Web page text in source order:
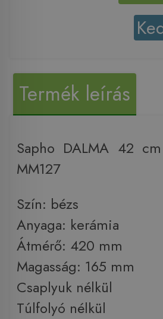
Termék leírás
Sapho DALMA 42
MM127
Szín: bézs
Anyaga: kerámia
Átmérő: 420 mm
Magasság: 165 mm
Csaplyuk nélkül
Túlfolyó nélkül